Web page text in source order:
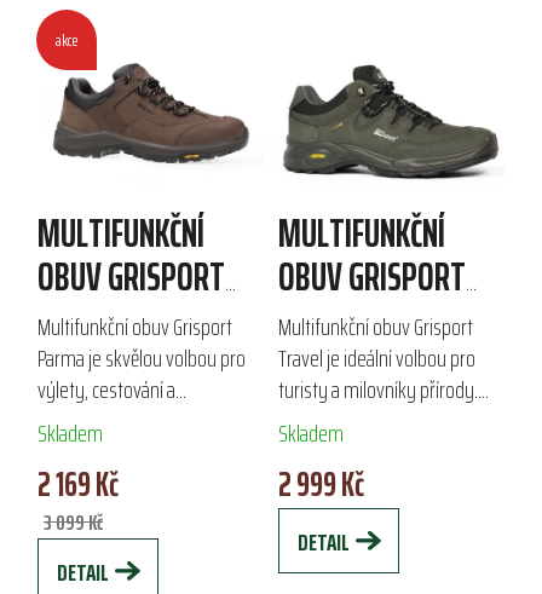
akce
MULTIFUNKČNÍ
OBUV GRISPORT
PARMA
Multifunkční obuv Grisport
Parma je skvělou volbou pro
výlety, cestování a
volnočasové aktivity. Svršek z
nubuku s vodoodpudivou
úpravou a membrána Spo-Tex
zajišťují ochranu...
Skladem
2 169 Kč
3 099 Kč
DETAIL
MULTIFUNKČNÍ
OBUV GRISPORT
TRAVEL
Multifunkční obuv Grisport
Travel je ideální volbou pro
turisty a milovníky přírody.
Svršek z nubukové kůže s
vodoodpudivou úpravou a
membrána Spo-Tex zajišťují
prodyšnost a...
Skladem
2 999 Kč
DETAIL